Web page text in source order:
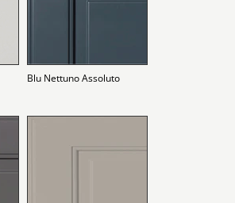
Blu Nettuno Assoluto